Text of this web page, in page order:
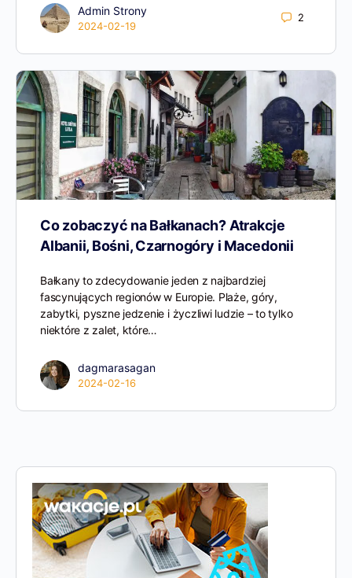
Admin Strony
2024-02-19
2
Co zobaczyć na Bałkanach? Atrakcje
Albanii, Bośni, Czarnogóry i Macedonii
Bałkany to zdecydowanie jeden z najbardziej
fascynujących regionów w Europie. Plaże, góry,
zabytki, pyszne jedzenie i życzliwi ludzie – to tylko
niektóre z zalet, które…
dagmarasagan
2024-02-16